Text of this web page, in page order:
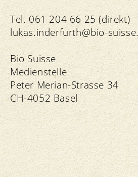
Tel. 061 204 66 25 (direkt)
lukas.inderfurth@bio-suisse.
Bio Suisse
Medienstelle
Peter Merian-Strasse 34
CH-4052 Basel